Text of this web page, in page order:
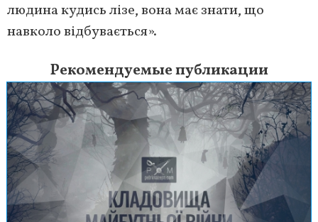
людина кудись лізе, вона має знати, що
навколо відбувається».
Рекомендуемые публикации